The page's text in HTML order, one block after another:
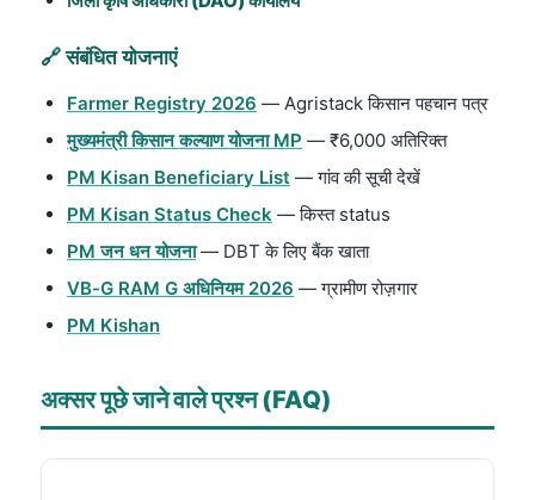
🔗 संबंधित योजनाएं
Farmer Registry 2026 — Agristack किसान पहचान पत्र
मुख्यमंत्री किसान कल्याण योजना MP — ₹6,000 अतिरिक्त
PM Kisan Beneficiary List — गांव की सूची देखें
PM Kisan Status Check — किस्त status
PM जन धन योजना— DBT के लिए बैंक खाता
VB-G RAM G अधिनियम 2026 — ग्रामीण रोज़गार
PM Kishan
अक्सर पूछे जाने वाले प्रश्न (FAQ)